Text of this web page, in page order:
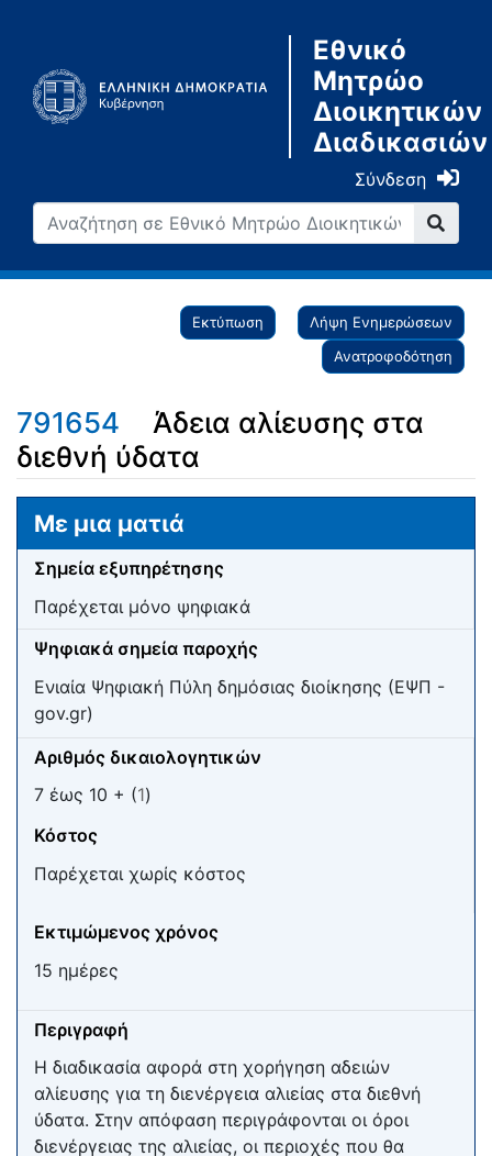
Εθνικό
Μητρώο
Διοικητικών
Διαδικασιών
Σύνδεση
Εκτύπωση
Λήψη Ενημερώσεων
Ανατροφοδότηση
791654
Άδεια αλίευσης στα
διεθνή ύδατα
Μετάβαση σε: πλοήγηση
Με μια ματιά
Σημεία εξυπηρέτησης
Παρέχεται μόνο ψηφιακά
Ψηφιακά σημεία παροχής
Ενιαία Ψηφιακή Πύλη δημόσιας διοίκησης (ΕΨΠ -
gov.gr)
Αριθμός δικαιολογητικών
7 έως 10 + (1)
Κόστος
Παρέχεται χωρίς κόστος
Εκτιμώμενος χρόνος
15 ημέρες
Περιγραφή
Η διαδικασία αφορά στη χορήγηση αδειών
αλίευσης για τη διενέργεια αλιείας στα διεθνή
ύδατα. Στην απόφαση περιγράφονται οι όροι
διενέργειας της αλιείας, οι περιοχές που θα